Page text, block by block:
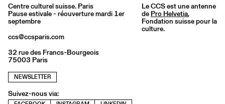
Centre culturel suisse. Paris
Pause estivale - réouverture mardi 1er
septembre
ccs@ccsparis.com
32 rue des Francs-Bourgeois
75003 Paris
NEWSLETTER
Suivez-nous via:
Le CCS est une antenne
de Pro Helvetia,
Fondation suisse pour la
culture.